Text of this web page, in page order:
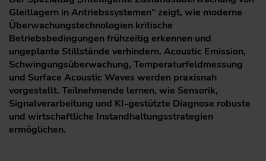
Gleitlagern in Antriebssystemen“ zeigt, wie moderne
Überwachungstechnologien kritische
Betriebsbedingungen frühzeitig erkennen und
ungeplante Stillstände verhindern. Acoustic Emission,
Schwingungsüberwachung, Temperaturfeldmessung
und Surface Acoustic Waves werden praxisnah
vorgestellt. Teilnehmende lernen, wie Sensorik,
Signalverarbeitung und KI-gestützte Diagnose robuste
und wirtschaftliche Instandhaltungsstrategien
ermöglichen.